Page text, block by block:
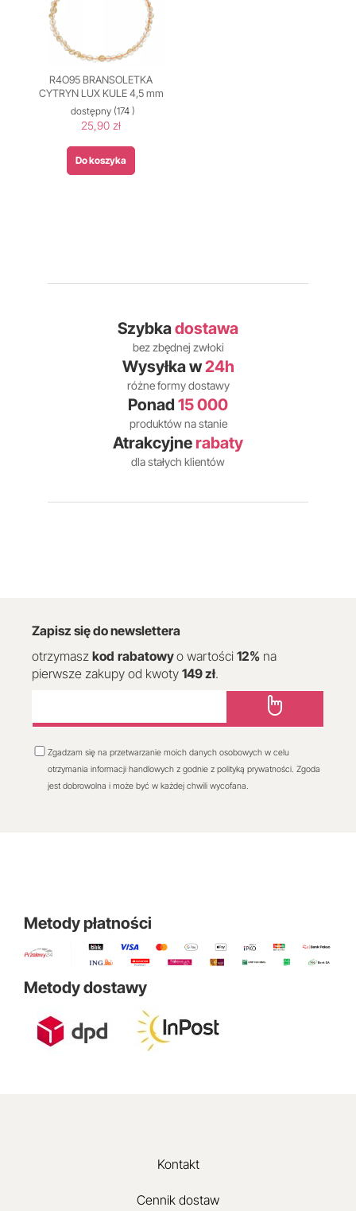
R4O95 BRANSOLETKA
CYTRYN LUX KULE 4,5 mm
dostępny (174 )
25,90 zł
Do koszyka
Szybkadostawa
bez zbędnej zwłoki
Wysyłka w24h
różne formy dostawy
Ponad 15 000
produktów na stanie
Atrakcyjne rabaty
dla stałych klientów
Zapisz się do newslettera
otrzymasz kod rabatowyo wartości 12% na
pierwsze zakupy od kwoty 149 zł.
Zgadzam się na przetwarzanie moich danych osobowych w celu
otrzymania informacji handlowych z godnie z polityką prywatności. Zgoda
jest dobrowolna i może być w każdej chwili wycofana.
Metody płatności
Metody dostawy
Kontakt
Cennik dostaw